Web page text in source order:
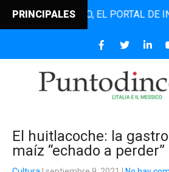
PRINCIPALESEL PORTAL DE
El huitlacoche: la
maíz “echado a perder”